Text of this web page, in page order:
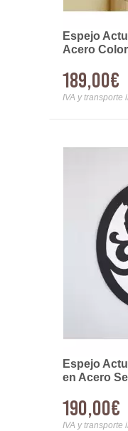
Espejo
Acero
189,00€
IVA y transporte
Espejo
en Acero
190,00€
IVA y transporte